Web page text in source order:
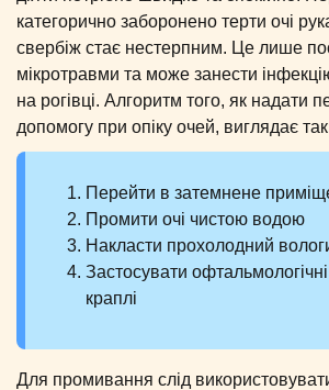
категорично заборонено терти очі
свербіж стає нестерпним. Це лише
мікротравми та може занести
на рогівці. Алгоритм того, як надати
допомогу при опіку очей, виглядає
Перейти в затемнене
Промити очі чистою водою
Накласти прохолодний
Застосувати
краплі
Для промивання слід